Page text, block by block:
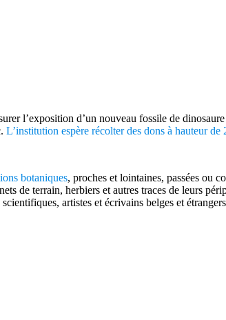
l’exposition d’un nouveau fossile de
L’institution espère récolter des dons à hauteur de
botaniques, proches et lointaines, passées ou
de terrain, herbiers et autres traces de leurs
artistes et écrivains belges et